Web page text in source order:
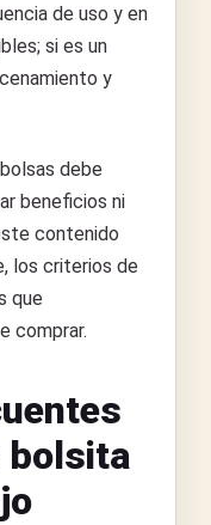
de uso y en
si es un
y
debe
beneficios ni
contenido
los criterios de
que
comprar.
bolsita